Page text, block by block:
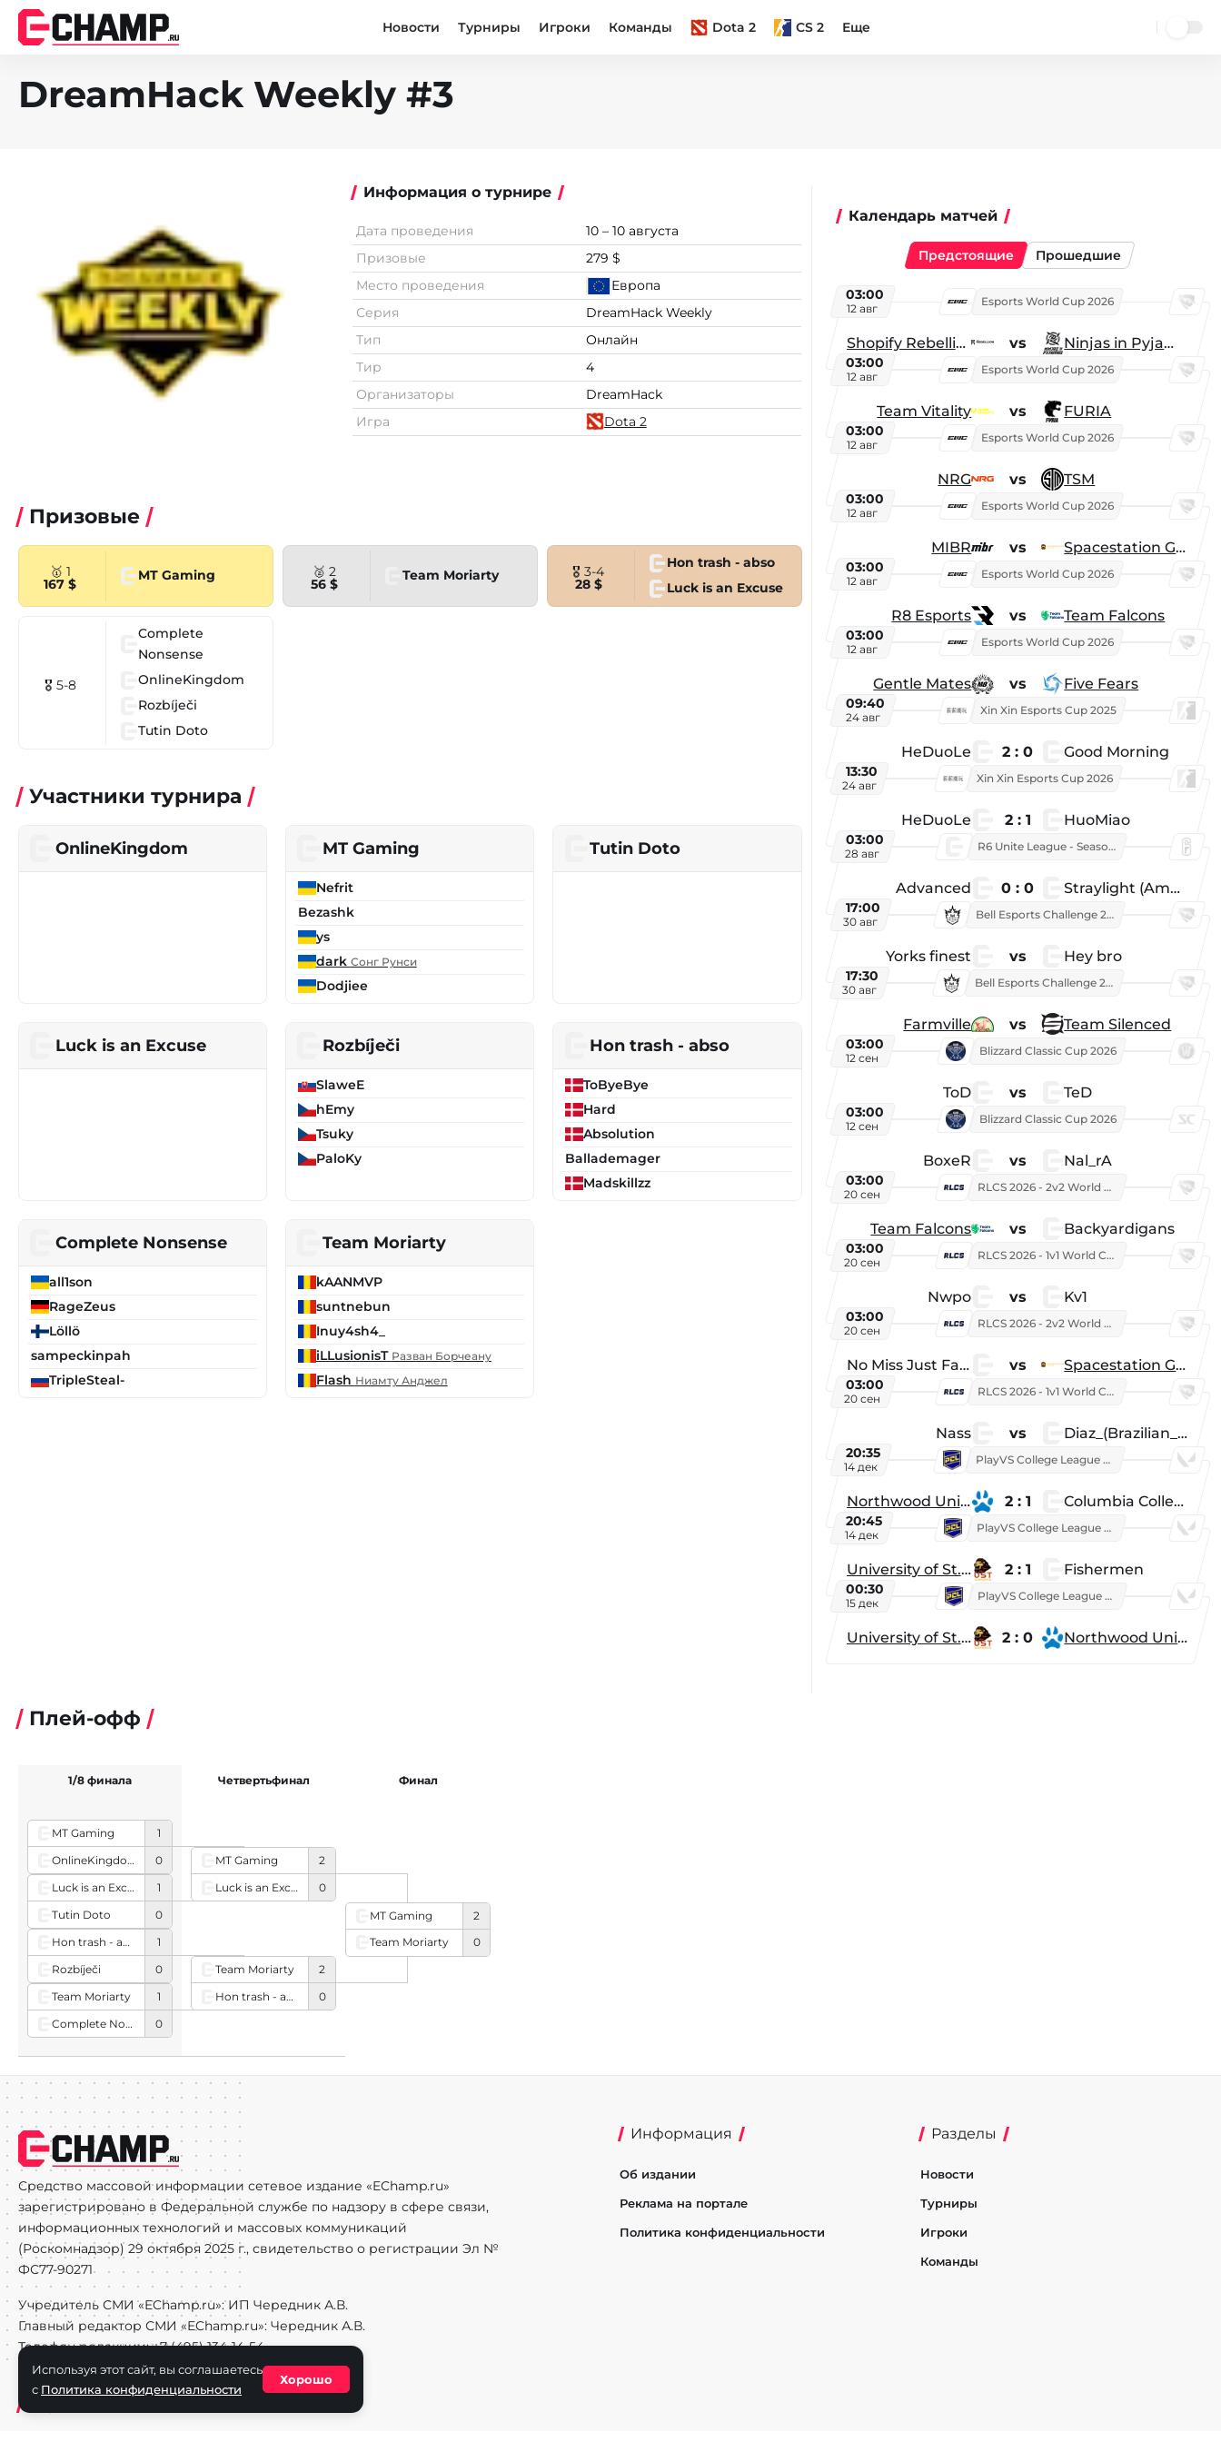
Новости Турниры Игроки Команды Dota 2 CS 2 Еще
DreamHack Weekly #3
Информация о турнире
Дата проведения
10 – 10 августа
Призовые
279 $
Место проведения
Европа
Серия
DreamHack Weekly
Тип
Онлайн
Тир
4
Организаторы
DreamHack
Игра
Dota 2
Призовые
🥇 1
167 $
MT Gaming 🥈 2
56 $
Team Moriarty 🎖 3-4
28 $
Hon trash - abso
Luck is an Excuse
🎖 5-8
Complete
Nonsense
OnlineKingdom
Rozbíječi
Tutin Doto
Участники турнира
OnlineKingdom MT Gaming
Nefrit
Bezashk
ys
dark Сонг Рунси
Dodjiee
Tutin Doto
Luck is an Excuse Rozbíječi
SlaweE
hEmy
Tsuky
PaloKy
Hon trash - abso
ToByeBye
Hard
Absolution
Ballademager
Madskillzz
Complete Nonsense
all1son
RageZeus
Löllö
sampeckinpah
TripleSteal-
Team Moriarty
kAANMVP
suntnebun
Inuy4sh4_
iLLusionisT Разван Борчеану
Flash Ниамту Анджел
Календарь матчей
Предстоящие Прошедшие
03:00
12 авг
Esports World Cup 2026
Shopify Rebellion vs Ninjas in Pyjamas
03:00
12 авг
Esports World Cup 2026
Team Vitality vs FURIA
03:00
12 авг
Esports World Cup 2026
NRG vs TSM
03:00
12 авг
Esports World Cup 2026
MIBR vs Spacestation Gaming
03:00
12 авг
Esports World Cup 2026
R8 Esports vs Team Falcons
03:00
12 авг
Esports World Cup 2026
Gentle Mates vs Five Fears
09:40
24 авг
Xin Xin Esports Cup 2025
HeDuoLe 2 : 0 Good Morning
13:30
24 авг
Xin Xin Esports Cup 2026
HeDuoLe 2 : 1 HuoMiao
03:00
28 авг
R6 Unite League - Season 1
Advanced 0 : 0 Straylight (American team)
17:00
30 авг
Bell Esports Challenge 2026
Yorks finest vs Hey bro
17:30
30 авг
Bell Esports Challenge 2026
Farmville vs Team Silenced
03:00
12 сен
Blizzard Classic Cup 2026
ToD vs TeD
03:00
12 сен
Blizzard Classic Cup 2026
BoxeR vs Nal_rA
03:00
20 сен
RLCS 2026 - 2v2 World Championship
Team Falcons vs Backyardigans
03:00
20 сен
RLCS 2026 - 1v1 World Championship
Nwpo vs Kv1
03:00
20 сен
RLCS 2026 - 2v2 World Championship
No Miss Just Fake vs Spacestation Gaming
03:00
20 сен
RLCS 2026 - 1v1 World Championship
Nass vs Diaz_(Brazilian_Player)
20:35
14 дек
PlayVS College League 2025: Fall
Northwood University 2 : 1 Columbia College
20:45
14 дек
PlayVS College League 2025: Fall
University of St. Thomas 2 : 1 Fishermen
00:30
15 дек
PlayVS College League 2025: Fall
University of St. Thomas 2 : 0 Northwood University
Плей-офф
MT Gaming
1
OnlineKingdom
0
Luck is an Excuse
1
Tutin Doto
0
Hon trash - abso
1
Rozbíječi
0
Team Moriarty
1
Complete Nonsense
0
1/8 финала
MT Gaming
2
Luck is an Excuse
0
Team Moriarty
2
Hon trash - abso
0
Четвертьфинал
MT Gaming
2
Team Moriarty
0
Финал
Средство массовой информации сетевое издание «EChamp.ru»
зарегистрировано в Федеральной службе по надзору в сфере связи,
информационных технологий и массовых коммуникаций
(Роскомнадзор) 29 октября 2025 г., свидетельство о регистрации Эл №
ФС77-90271
Учредитель СМИ «EChamp.ru»: ИП Чередник А.В.
Главный редактор СМИ «EChamp.ru»: Чередник А.В.
Телефон редакции: +7 (495) 134-14-54
E-mail :info@echamp.ru
Информация
Об издании
Реклама на портале
Политика конфиденциальности
Разделы
Новости
Турниры
Игроки
Команды
Используя этот сайт, вы соглашаетесь
с Политика конфиденциальности
Хорошо